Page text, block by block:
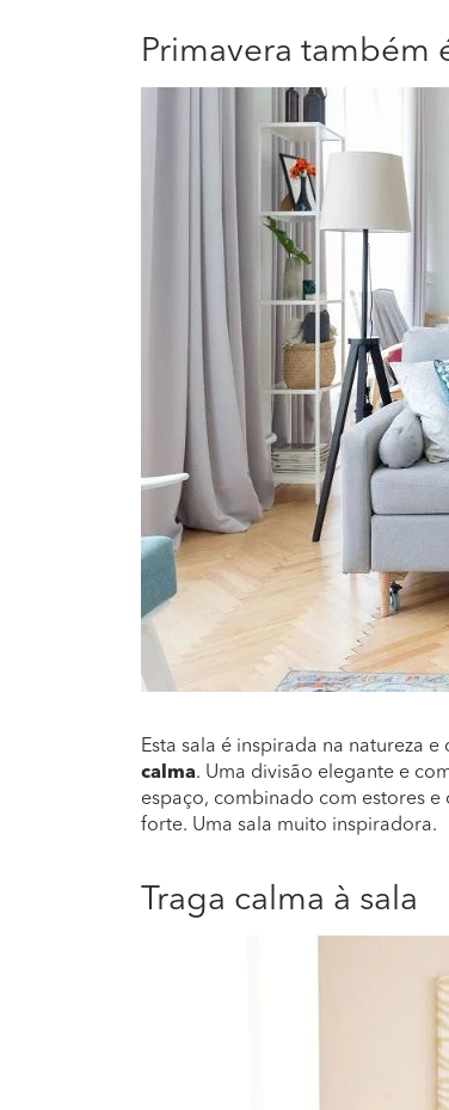
Primavera também
Esta sala é inspirada na natureza
calma. Uma divisão elegante e
espaço, combinado com estores
forte. Uma sala muito inspiradora.
Traga calma à sala